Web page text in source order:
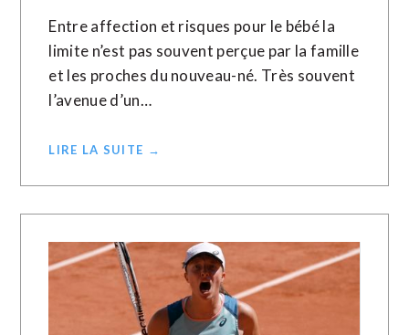
Entre affection et risques pour le bébé la
limite n’est pas souvent perçue par la famille
et les proches du nouveau-né. Très souvent
l’avenue d’un…
LIRE LA SUITE →